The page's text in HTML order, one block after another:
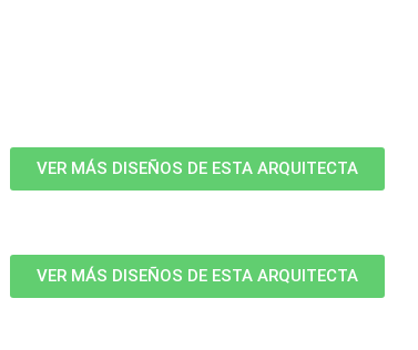
VER MÁS DISEÑOS DE ESTA ARQUITECTA
VER MÁS DISEÑOS DE ESTA ARQUITECTA